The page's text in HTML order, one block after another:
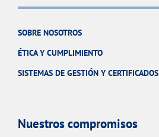
SOBRE NOSOTROS
ÉTICA Y CUMPLIMIENTO
SISTEMAS DE GESTIÓN Y CERTIFICADOS
Nuestros compromisos